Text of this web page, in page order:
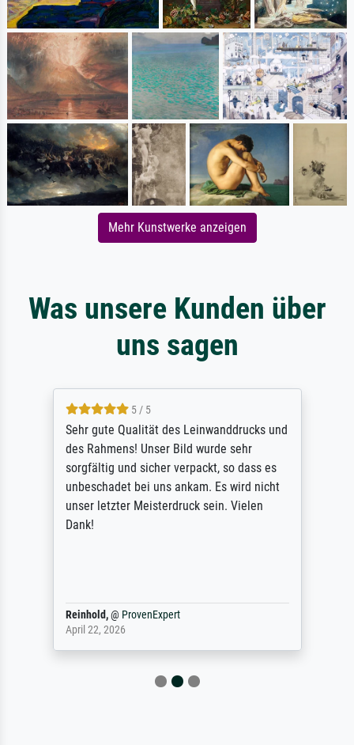
Mehr Kunstwerke anzeigen
Was unsere Kunden über
uns sagen
5 / 5
Sehr gute Qualität des Leinwanddrucks und
des Rahmens! Unser Bild wurde sehr
sorgfältig und sicher verpackt, so dass es
unbeschadet bei uns ankam. Es wird nicht
unser letzter Meisterdruck sein. Vielen
Dank!
Reinhold,@ ProvenExpert
April 22, 2026